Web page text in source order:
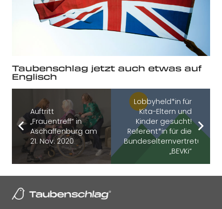
Taubenschlag jetzt auch etwas auf
Englisch
Auftritt
„Frauentreff“ in
Aschaffenburg am
21. Nov. 2020
Lobbyheld*in für
Kita-Eltern und
Kinder gesucht!
Referent*in für die
Bundeselternvertretung
„BEVKi“